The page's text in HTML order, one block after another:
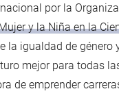
por la
y la Niña en la
la igualdad de
mejor para todas
de emprender